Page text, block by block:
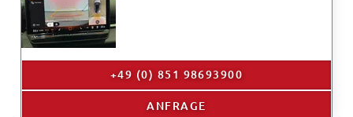
+49 (0) 851 98693900
ANFRAGE